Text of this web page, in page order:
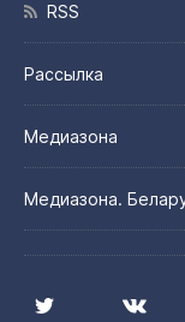
RSS
Рассылка
Медиазона
Медиазона.